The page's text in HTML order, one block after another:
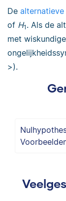
De
of H1 . Als de
met
>).